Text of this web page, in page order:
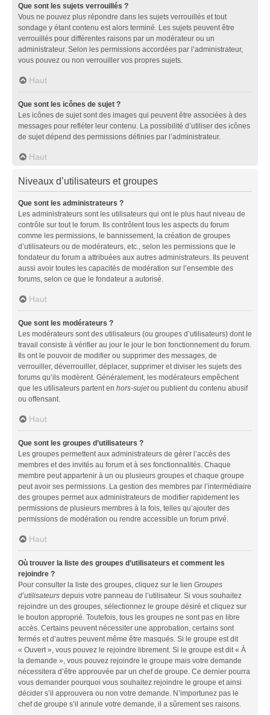
Que sont les sujets verrouillés ?
Vous ne pouvez plus répondre dans les sujets verrouillés et tout
sondage y étant contenu est alors terminé. Les sujets peuvent être
verrouillés pour différentes raisons par un modérateur ou un
administrateur. Selon les permissions accordées par l’administrateur,
vous pouvez ou non verrouiller vos propres sujets.
Haut
Que sont les icônes de sujet ?
Les icônes de sujet sont des images qui peuvent être associées à des
messages pour refléter leur contenu. La possibilité d’utiliser des icônes
de sujet dépend des permissions définies par l’administrateur.
Haut
Niveaux d’utilisateurs et groupes
Que sont les administrateurs ?
Les administrateurs sont les utilisateurs qui ont le plus haut niveau de
contrôle sur tout le forum. Ils contrôlent tous les aspects du forum
comme les permissions, le bannissement, la création de groupes
d’utilisateurs ou de modérateurs, etc., selon les permissions que le
fondateur du forum a attribuées aux autres administrateurs. Ils peuvent
aussi avoir toutes les capacités de modération sur l’ensemble des
forums, selon ce que le fondateur a autorisé.
Haut
Que sont les modérateurs ?
Les modérateurs sont des utilisateurs (ou groupes d’utilisateurs) dont le
travail consiste à vérifier au jour le jour le bon fonctionnement du forum.
Ils ont le pouvoir de modifier ou supprimer des messages, de
verrouiller, déverrouiller, déplacer, supprimer et diviser les sujets des
forums qu’ils modèrent. Généralement, les modérateurs empêchent
que les utilisateurs partent en hors-sujetou publient du contenu abusif
ou offensant.
Haut
Que sont les groupes d’utilisateurs ?
Les groupes permettent aux administrateurs de gérer l’accès des
membres et des invités au forum et à ses fonctionnalités. Chaque
membre peut appartenir à un ou plusieurs groupes et chaque groupe
peut avoir ses permissions. La gestion des membres par l’intermédiaire
des groupes permet aux administrateurs de modifier rapidement les
permissions de plusieurs membres à la fois, telles qu’ajouter des
permissions de modération ou rendre accessible un forum privé.
Haut
Où trouver la liste des groupes d’utilisateurs et comment les
rejoindre ?
Pour consulter la liste des groupes, cliquez sur le lien Groupes
d’utilisateurs depuis votre panneau de l’utilisateur. Si vous souhaitez
rejoindre un des groupes, sélectionnez le groupe désiré et cliquez sur
le bouton approprié. Toutefois, tous les groupes ne sont pas en libre
accès. Certains peuvent nécessiter une approbation, certains sont
fermés et d’autres peuvent même être masqués. Si le groupe est dit
« Ouvert », vous pouvez le rejoindre librement. Si le groupe est dit « À
la demande », vous pouvez rejoindre le groupe mais votre demande
nécessitera d’être approuvée par un chef de groupe. Ce dernier pourra
vous demander pourquoi vous souhaitez rejoindre le groupe et ainsi
décider s’il approuvera ou non votre demande. N’importunez pas le
chef de groupe s’il annule votre demande, il a sûrement ses raisons.